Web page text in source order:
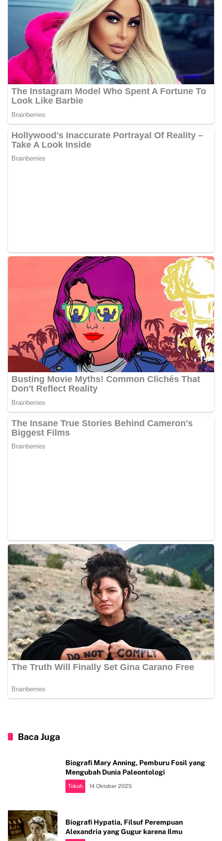
Baca Juga
Biografi Mary Anning, Pemburu Fosil yang
Mengubah Dunia Paleontologi
Tokoh 14 Oktober 2025
Biografi Hypatia, Filsuf Perempuan
Alexandria yang Gugur karena Ilmu